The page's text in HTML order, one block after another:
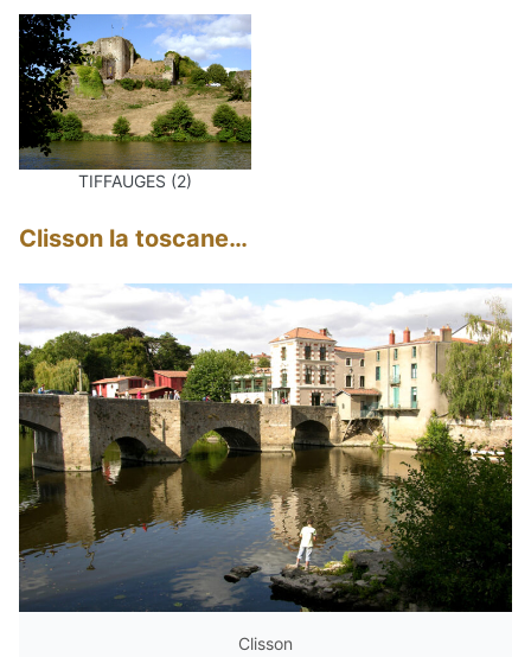
TIFFAUGES (2)
Clisson la toscane…
Clisson